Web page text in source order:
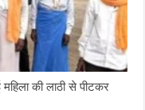
की लाठी से पीटकर